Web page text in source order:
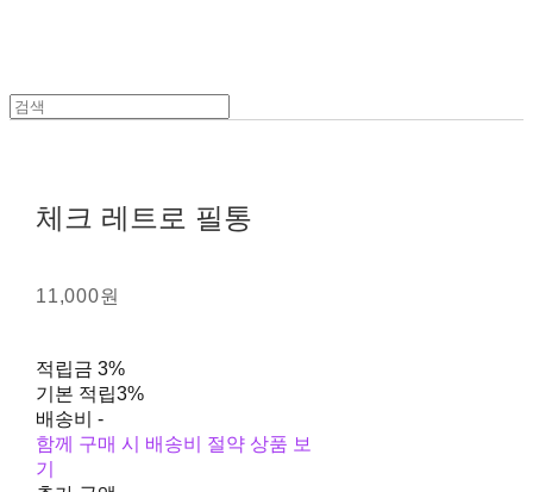
체크 레트로 필통
11,000원
적립금 3%
기본 적립3%
배송비 -
함께 구매 시 배송비 절약 상품 보
기